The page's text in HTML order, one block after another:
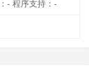
- 程序支持：-